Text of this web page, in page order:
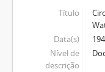
Título
Data(s)
Nível de
descrição